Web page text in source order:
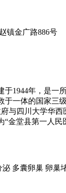
镇金广路886号
于1944年，是一
于一体的国家三
与四川大学华
“金堂县第一人民
多囊卵巢 卵巢